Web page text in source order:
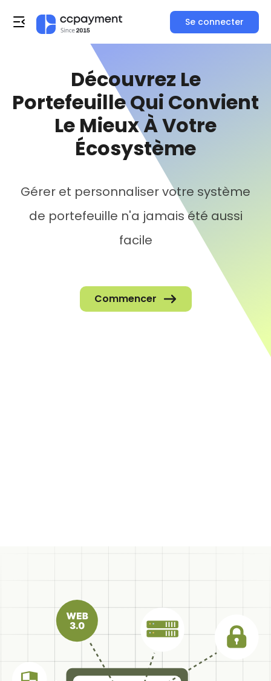
Se connecter
Découvrez Le
Portefeuille Qui Convient
Le Mieux À Votre
Écosystème
Gérer et personnaliser votre système
de portefeuille n'a jamais été aussi
facile
Commencer